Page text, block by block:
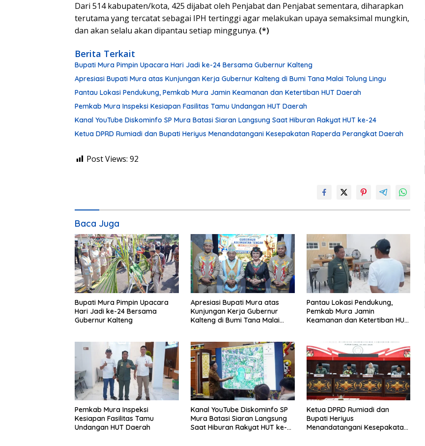
Dari 514 kabupaten/kota, 425 dijabat oleh Penjabat dan Penjabat sementara, diharapkan
terutama yang tercatat sebagai IPH tertinggi agar melakukan upaya semaksimal mungkin,
dan akan selalu akan dipantau setiap minggunya. (*)
Berita Terkait
Bupati Mura Pimpin Upacara Hari Jadi ke-24 Bersama Gubernur Kalteng
Apresiasi Bupati Mura atas Kunjungan Kerja Gubernur Kalteng di Bumi Tana Malai Tolung Lingu
Pantau Lokasi Pendukung, Pemkab Mura Jamin Keamanan dan Ketertiban HUT Daerah
Pemkab Mura Inspeksi Kesiapan Fasilitas Tamu Undangan HUT Daerah
Kanal YouTube Diskominfo SP Mura Batasi Siaran Langsung Saat Hiburan Rakyat HUT ke-24
Ketua DPRD Rumiadi dan Bupati Heriyus Menandatangani Kesepakatan Raperda Perangkat Daerah
Post Views: 92
Baca Juga
Bupati Mura Pimpin Upacara
Hari Jadi ke-24 Bersama
Gubernur Kalteng
Apresiasi Bupati Mura atas
Kunjungan Kerja Gubernur
Kalteng di Bumi Tana Malai
Pantau Lokasi Pendukung,
Pemkab Mura Jamin
Keamanan dan Ketertiban HUT
Pemkab Mura Inspeksi
Kesiapan Fasilitas Tamu
Undangan HUT Daerah
Kanal YouTube Diskominfo SP
Mura Batasi Siaran Langsung
Saat Hiburan Rakyat HUT ke-
Ketua DPRD Rumiadi dan
Bupati Heriyus
Menandatangani Kesepakatan